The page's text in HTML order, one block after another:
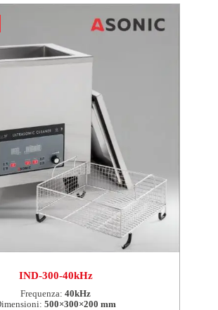
IND-300-40kHz
Frequenza: 40kHz
500×300×200 mm